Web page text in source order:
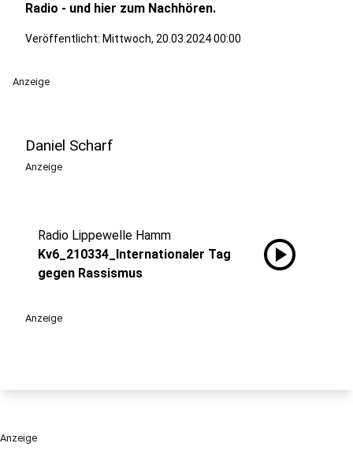
Radio - und hier zum Nachhören.
Veröffentlicht: Mittwoch, 20.03.2024 00:00
Anzeige
Daniel Scharf
Anzeige
Radio Lippewelle Hamm
Kv6_210334_Internationaler Tag
gegen Rassismus
play_circle
Anzeige
Anzeige